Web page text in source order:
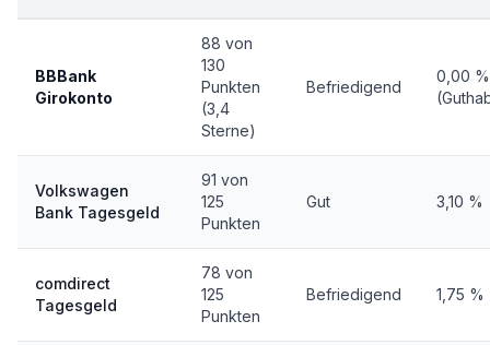
BBBank
Girokonto
88 von
130
Punkten
(3,4
Sterne)
Befriedigend
0,00 %
Volkswagen
Bank Tagesgeld
91 von
125
Punkten
Gut 3,10 %
comdirect
Tagesgeld
78 von
125
Punkten
Befriedigend 1,75 %